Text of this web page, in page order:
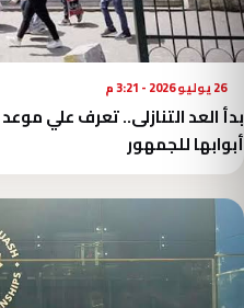
26 يوليو 2026 - 3:21 م
بدأ العد التنازلى.. تعرف علي
أبوابها للجمهور